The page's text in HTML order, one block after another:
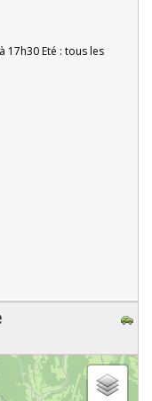
17h30 Eté : tous les